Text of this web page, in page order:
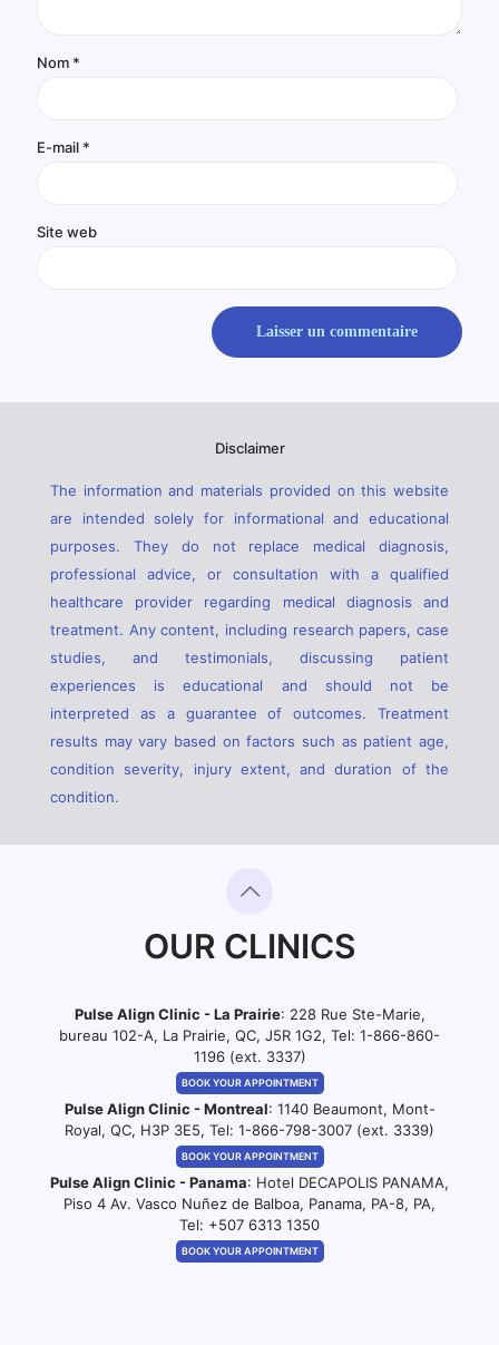
Nom *
E-mail *
Site web
Disclaimer
The information and materials provided on this website
are intended solely for informational and educational
purposes. They do not replace medical diagnosis,
professional advice, or consultation with a qualified
healthcare provider regarding medical diagnosis and
treatment. Any content, including research papers, case
studies, and testimonials, discussing patient
experiences is educational and should not be
interpreted as a guarantee of outcomes. Treatment
results may vary based on factors such as patient age,
condition severity, injury extent, and duration of the
condition.
OUR CLINICS
Pulse Align Clinic - La Prairie: 228 Rue Ste-Marie,
bureau 102-A, La Prairie, QC, J5R 1G2, Tel: 1-866-860-
1196 (ext. 3337)
BOOK YOUR APPOINTMENT
Pulse Align Clinic - Montreal: 1140 Beaumont, Mont-
Royal, QC, H3P 3E5, Tel: 1-866-798-3007 (ext. 3339)
BOOK YOUR APPOINTMENT
Pulse Align Clinic - Panama: Hotel DECAPOLIS PANAMA,
Piso 4 Av. Vasco Nuñez de Balboa, Panama, PA-8, PA,
Tel: +507 6313 1350
BOOK YOUR APPOINTMENT